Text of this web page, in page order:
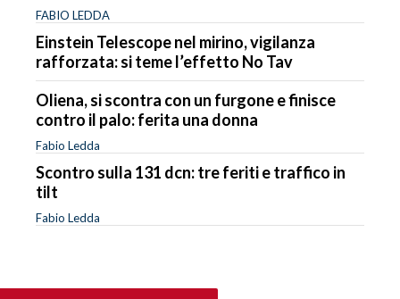
FABIO LEDDA
Einstein Telescope nel mirino, vigilanza
rafforzata: si teme l’effetto No Tav
Oliena, si scontra con un furgone e finisce
contro il palo: ferita una donna
Fabio Ledda
Scontro sulla 131 dcn: tre feriti e traffico in
tilt
Fabio Ledda